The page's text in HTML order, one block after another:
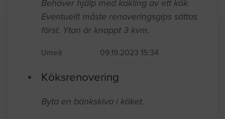
Behöver hjälp med kakling av ett kök.
Eventuellt måste renoveringsgips sättas
först. Ytan är knappt 3 kvm.
Umeå 09.19.2023 15:34
Köksrenovering
Byta en bänkskiva i köket.